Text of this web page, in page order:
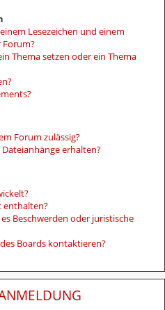
Lesezeichen und einem
Thema setzen oder ein Thema
Forum zulässig?
erhalten?
enthalten?
Beschwerden oder juristische
Boards kontaktieren?